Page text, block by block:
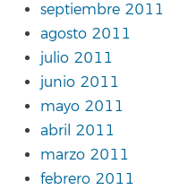
septiembre 2011
agosto 2011
julio 2011
junio 2011
mayo 2011
abril 2011
marzo 2011
febrero 2011